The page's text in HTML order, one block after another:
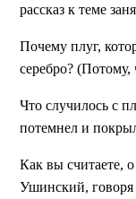
рассказ к теме
Почему плуг,
серебро? (Потому,
Что случилось с
потемнел и
Как вы считаете, о
Ушинский, говоря